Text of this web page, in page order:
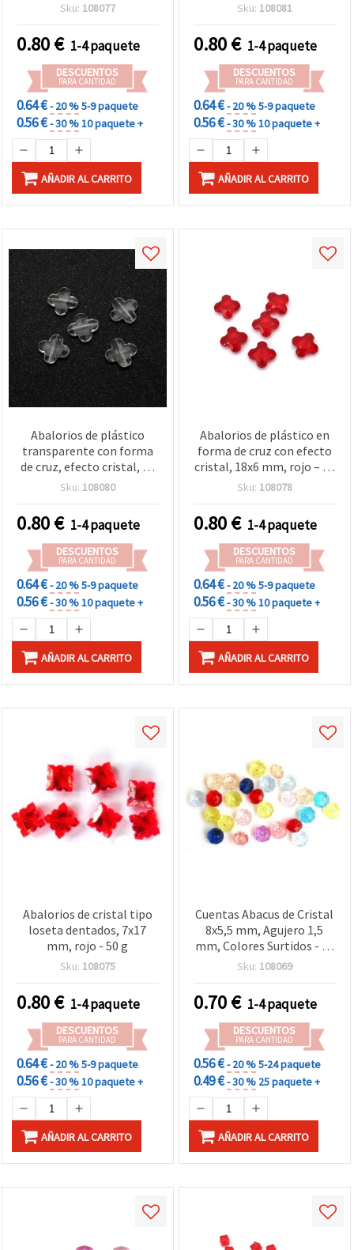
Sku: 108077
0.80€ 1-4 paquete
DESCUENTOS
PARA CANTIDAD
0.64 €- 20 %5-9 paquete
0.56 €- 30 %10 paquete +
AÑADIR AL CARRITO
50 g
Sku: 108081
0.80€ 1-4 paquete
DESCUENTOS
PARA CANTIDAD
0.64 €- 20 %5-9 paquete
0.56 €- 30 %10 paquete +
AÑADIR AL CARRITO
Abalorios de plástico
transparente con forma
de cruz, efecto cristal, 27
x 7 mm – 50 g
Sku: 108080
0.80€ 1-4 paquete
DESCUENTOS
PARA CANTIDAD
0.64 €- 20 %5-9 paquete
0.56 €- 30 %10 paquete +
AÑADIR AL CARRITO
Abalorios de plástico en
forma de cruz con efecto
cristal, 18x6 mm, rojo – 50
g
Sku: 108078
0.80€ 1-4 paquete
DESCUENTOS
PARA CANTIDAD
0.64 €- 20 %5-9 paquete
0.56 €- 30 %10 paquete +
AÑADIR AL CARRITO
Abalorios de cristal tipo
loseta dentados, 7x17
mm, rojo - 50 g
Sku: 108075
0.80€ 1-4 paquete
DESCUENTOS
PARA CANTIDAD
0.64 €- 20 %5-9 paquete
0.56 €- 30 %10 paquete +
AÑADIR AL CARRITO
Cuentas Abacus de Cristal
8x5,5 mm, Agujero 1,5
mm, Colores Surtidos - 20
g (~92 uds)
Sku: 108069
0.70€ 1-4 paquete
DESCUENTOS
PARA CANTIDAD
0.56 €- 20 %5-24 paquete
0.49 €- 30 % 25 paquete +
AÑADIR AL CARRITO